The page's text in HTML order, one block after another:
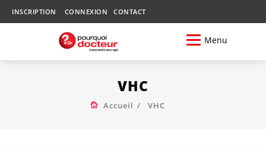
INSCRIPTION CONNEXION CONTACT
Menu
VHC
Accueil VHC